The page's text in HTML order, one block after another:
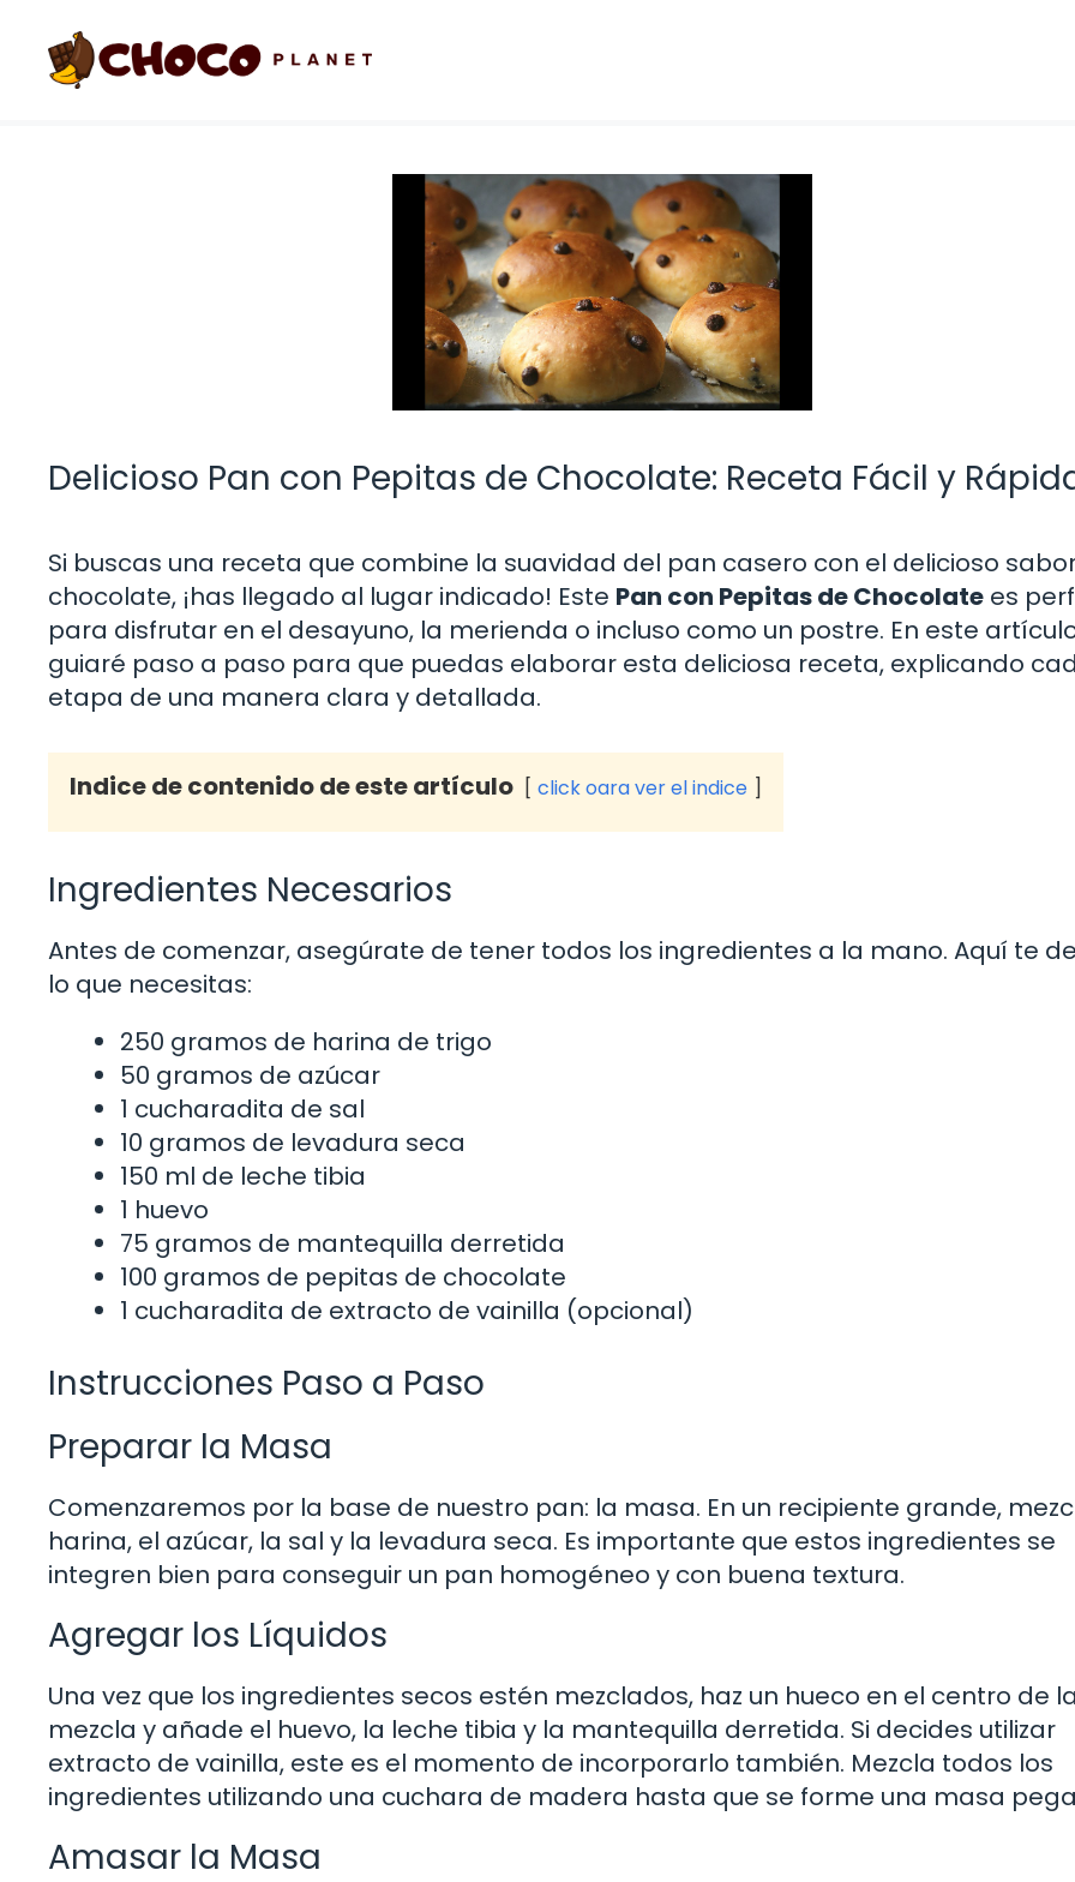
contenido
Delicioso Pan con Pepitas de Chocolate: Receta Fácil y
Si buscas una receta que combine la suavidad del pan casero con el delicioso
chocolate, ¡has llegado al lugar indicado! Este Pan con Pepitas de Chocolate es
para disfrutar en el desayuno, la merienda o incluso como un postre. En este
guiaré paso a paso para que puedas elaborar esta deliciosa receta, explicando
etapa de una manera clara y detallada.
Indice de contenido de este artículo click oara ver el indice
Ingredientes Necesarios
Antes de comenzar, asegúrate de tener todos los ingredientes a la mano. Aquí te
lo que necesitas:
250 gramos de harina de trigo
50 gramos de azúcar
1 cucharadita de sal
10 gramos de levadura seca
150 ml de leche tibia
1 huevo
75 gramos de mantequilla derretida
100 gramos de pepitas de chocolate
1 cucharadita de extracto de vainilla (opcional)
Instrucciones Paso a Paso
Preparar la Masa
Comenzaremos por la base de nuestro pan: la masa. En un recipiente grande,
harina, el azúcar, la sal y la levadura seca. Es importante que estos ingredientes se
integren bien para conseguir un pan homogéneo y con buena textura.
Agregar los Líquidos
Una vez que los ingredientes secos estén mezclados, haz un hueco en el centro de
mezcla y añade el huevo, la leche tibia y la mantequilla derretida. Si decides utilizar
extracto de vainilla, este es el momento de incorporarlo también. Mezcla todos los
ingredientes utilizando una cuchara de madera hasta que se forme una masa
Amasar la Masa